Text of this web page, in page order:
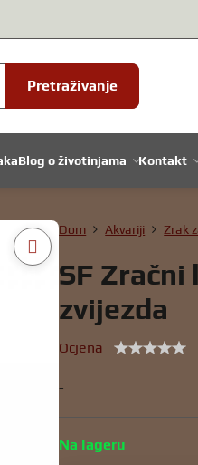
Pretraživanje
Blog o životinjama Kontakt
Dom Akvariji Zrak
SF Zračni
zvijezda
Ocjena
-
Na lageru